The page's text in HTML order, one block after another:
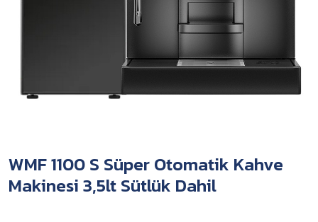
WMF 1100 S Süper Otomatik Kahve
Makinesi 3,5lt Sütlük Dahil